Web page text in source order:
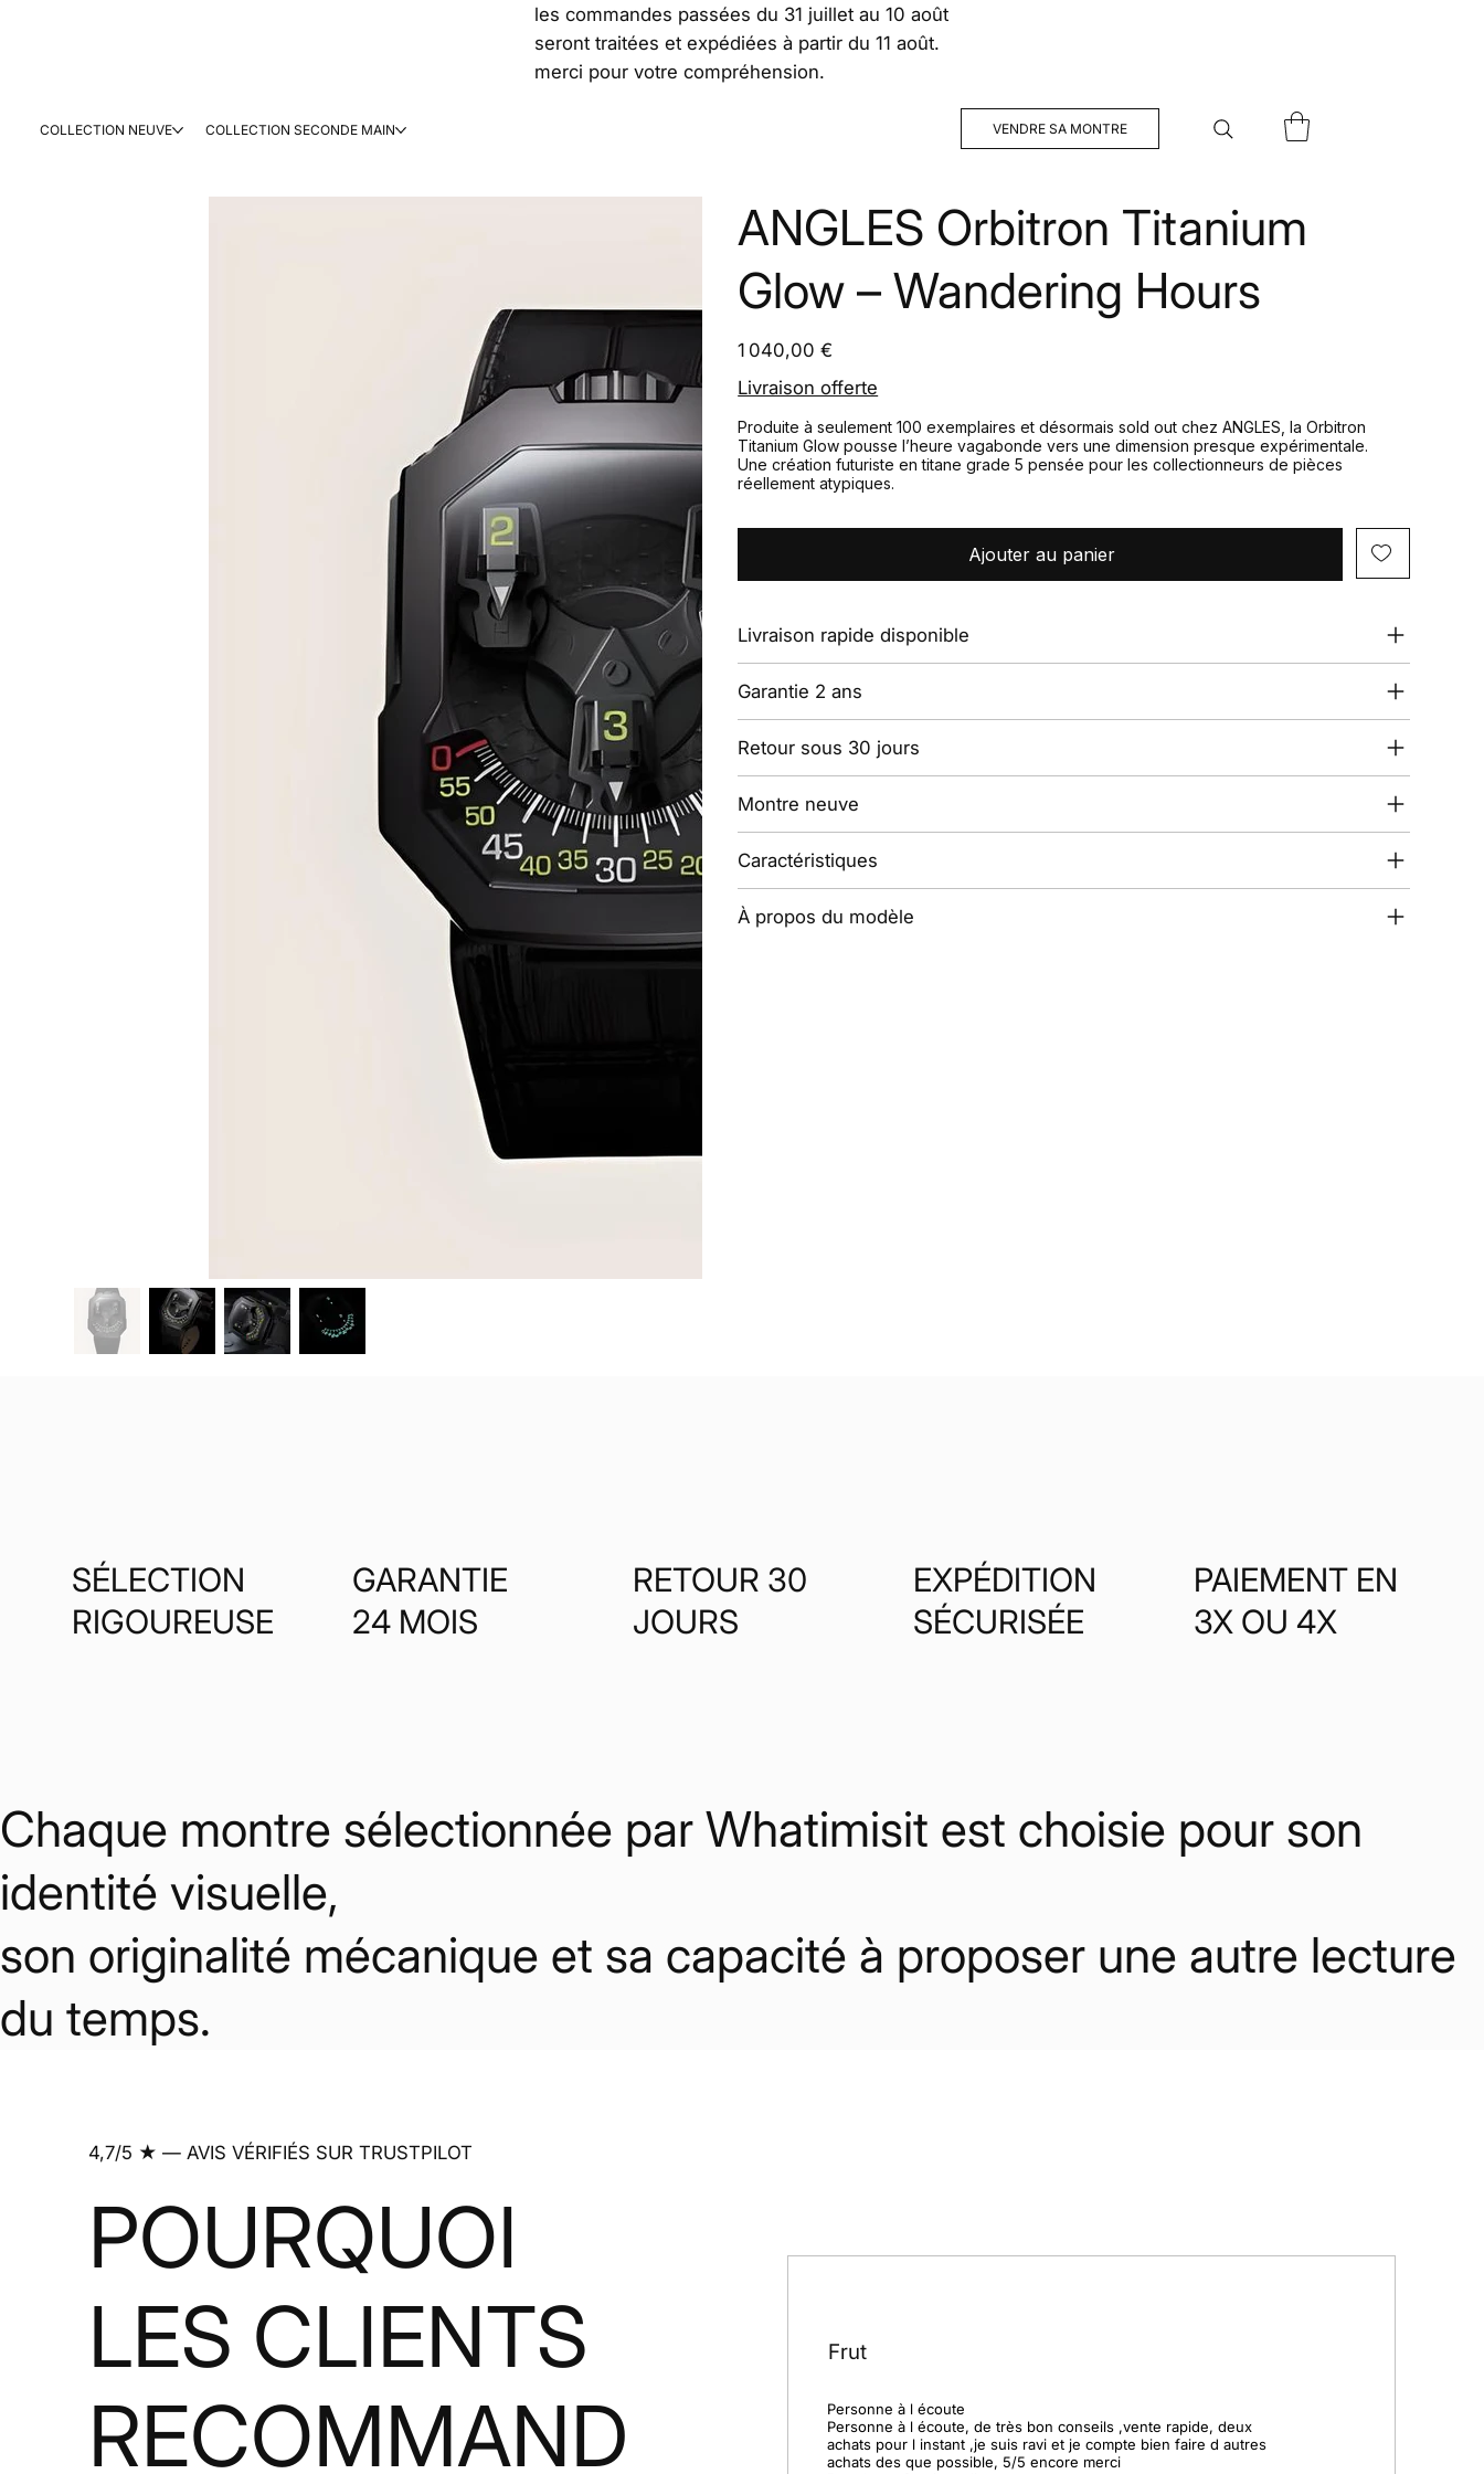
les commandes passées du 31 juillet au 10 août
seront traitées et expédiées à partir du 11 août.
merci pour votre compréhension.
COLLECTION NEUVE COLLECTION SECONDE MAIN VENDRE SA MONTRE
ANGLES Orbitron Titanium
Glow – Wandering Hours
Prix
1 040,00 €
Livraison offerte
Produite à seulement 100 exemplaires et désormais sold out chez ANGLES, la Orbitron
Titanium Glow pousse l’heure vagabonde vers une dimension presque expérimentale.
Une création futuriste en titane grade 5 pensée pour les collectionneurs de pièces
réellement atypiques.
Ajouter au panier
Livraison rapide disponible
Garantie 2 ans
Retour sous 30 jours
Montre neuve
Caractéristiques
À propos du modèle
SÉLECTION
RIGOUREUSE
GARANTIE
24 MOIS
RETOUR 30
JOURS
EXPÉDITION
SÉCURISÉE
PAIEMENT EN
3X OU 4X
Chaque montre sélectionnée par Whatimisit est choisie pour son
identité visuelle,
son originalité mécanique et sa capacité à proposer une autre lecture
du temps.
Frut
Personne à l écoute
Personne à l écoute, de très bon conseils ,vente rapide, deux
achats pour l instant ,je suis ravi et je compte bien faire d autres
achats des que possible, 5/5 encore merci
4,7/5 ★ — AVIS VÉRIFIÉS SUR TRUSTPILOT
POURQUOI
LES CLIENTS
RECOMMAND